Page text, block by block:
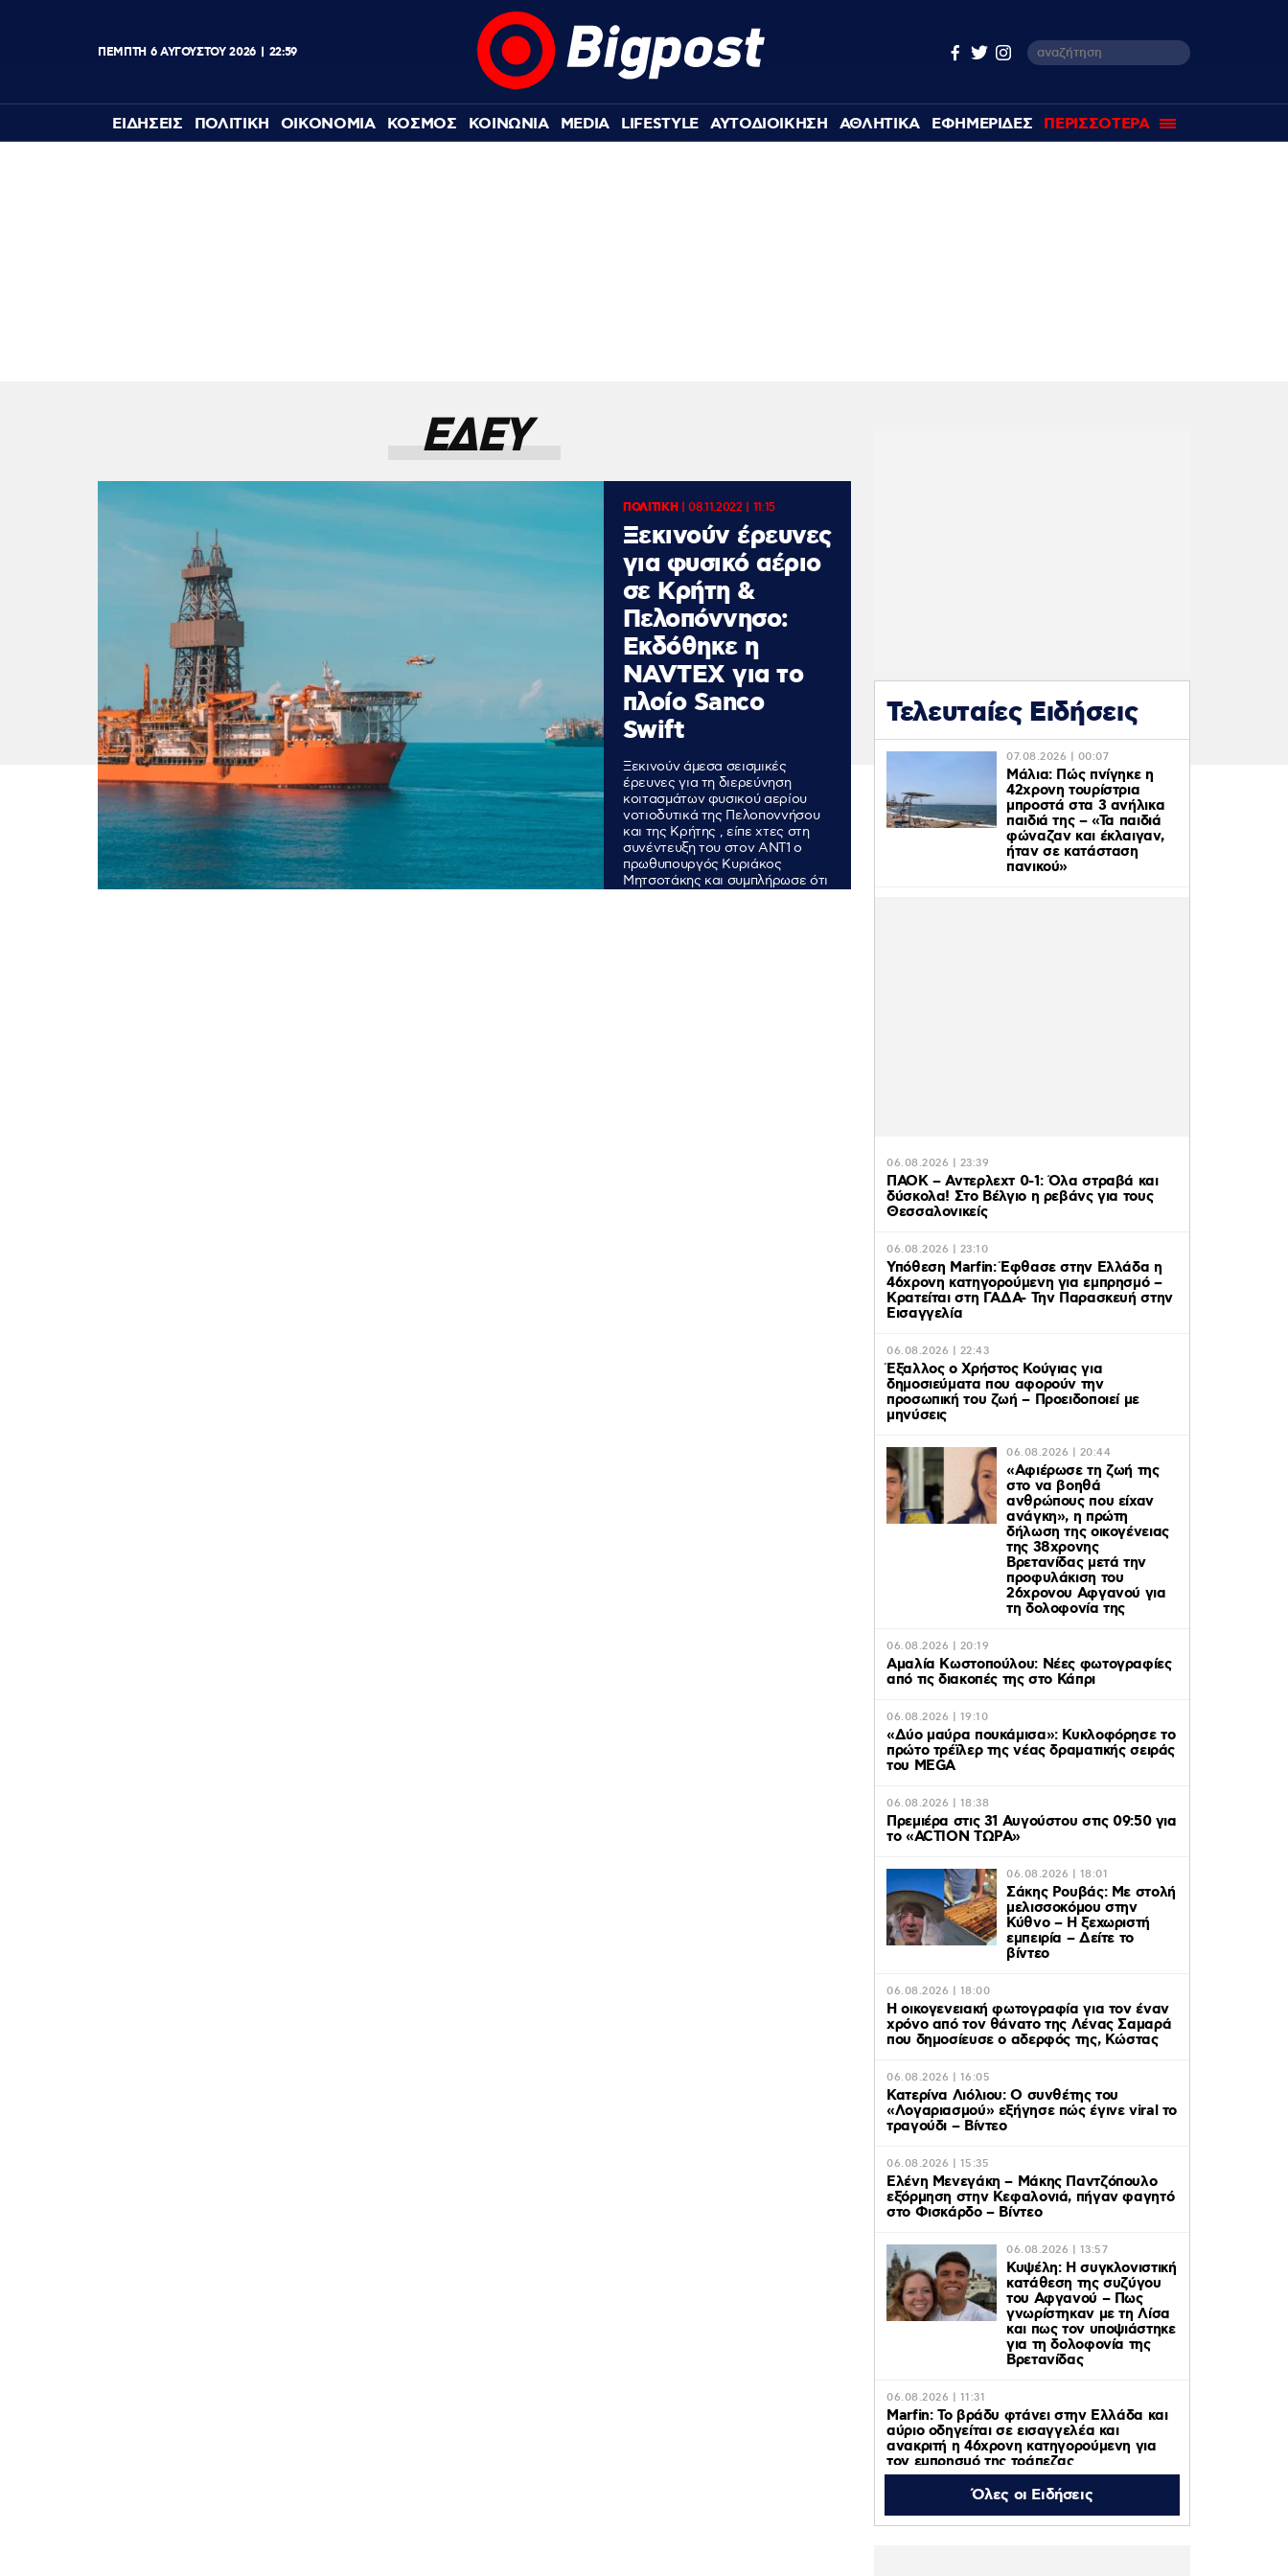
ΠΈΜΠΤΗ 6 ΑΥΓΟΎΣΤΟΥ 2026 22:59
ΕΙΔΗΣΕΙΣ ΠΟΛΙΤΙΚΗ ΟΙΚΟΝΟΜΙΑ ΚΟΣΜΟΣ ΚΟΙΝΩΝΙΑ MEDIA LIFESTYLE ΑΥΤΟΔΙΟΙΚΗΣΗ ΑΘΛΗΤΙΚΑ ΕΦΗΜΕΡΙΔΕΣ ΠΕΡΙΣΣΟΤΕΡΑ
ΕΔΕΥ
ΠΟΛΙΤΙΚΗ|08.11.2022 | 11:15
Ξεκινούν έρευνες
για φυσικό αέριο
σε Κρήτη &
Πελοπόννησο:
Εκδόθηκε η
NAVTEX για το
πλοίο Sanco
Swift
Ξεκινούν άμεσα σεισμικές
έρευνες για τη διερεύνηση
κοιτασμάτων φυσικού αερίου
νοτιοδυτικά της Πελοποννήσου
και της Κρήτης , είπε χτες στη
συνέντευξη του στον ΑΝΤ1 ο
πρωθυπουργός Κυριάκος
Μητσοτάκης και συμπλήρωσε ότι
Τελευταίες Ειδήσεις
07.08.2026 | 00:07
Μάλια: Πώς πνίγηκε η
42χρονη τουρίστρια
μπροστά στα 3 ανήλικα
παιδιά της – «Τα παιδιά
φώναζαν και έκλαιγαν,
ήταν σε κατάσταση
πανικού»
06.08.2026 | 23:39
ΠΑΟΚ – Αντερλεχτ 0-1: Όλα στραβά και
δύσκολα! Στο Βέλγιο η ρεβάνς για τους
Θεσσαλονικείς
06.08.2026 | 23:10
Υπόθεση Marfin: Έφθασε στην Ελλάδα η
46χρονη κατηγορούμενη για εμπρησμό –
Κρατείται στη ΓΑΔΑ- Την Παρασκευή στην
Εισαγγελία
06.08.2026 | 22:43
Έξαλλος ο Χρήστος Κούγιας για
δημοσιεύματα που αφορούν την
προσωπική του ζωή – Προειδοποιεί με
μηνύσεις
06.08.2026 | 20:44
«Αφιέρωσε τη ζωή της
στο να βοηθά
ανθρώπους που είχαν
ανάγκη», η πρώτη
δήλωση της οικογένειας
της 38χρονης
Βρετανίδας μετά την
προφυλάκιση του
26χρονου Αφγανού για
τη δολοφονία της
06.08.2026 | 20:19
Αμαλία Κωστοπούλου: Νέες φωτογραφίες
από τις διακοπές της στο Κάπρι
06.08.2026 | 19:10
«Δύο μαύρα πουκάμισα»: Κυκλοφόρησε το
πρώτο τρέϊλερ της νέας δραματικής σειράς
του MEGA
06.08.2026 | 18:38
Πρεμιέρα στις 31 Αυγούστου στις 09:50 για
το «ACTION ΤΩΡΑ»
06.08.2026 | 18:01
Σάκης Ρουβάς: Με στολή
μελισσοκόμου στην
Κύθνο – Η ξεχωριστή
εμπειρία – Δείτε το
βίντεο
06.08.2026 | 18:00
Η οικογενειακή φωτογραφία για τον έναν
χρόνο από τον θάνατο της Λένας Σαμαρά
που δημοσίευσε ο αδερφός της, Κώστας
06.08.2026 | 16:05
Κατερίνα Λιόλιου: Ο συνθέτης του
«Λογαριασμού» εξήγησε πώς έγινε viral το
τραγούδι – Βίντεο
06.08.2026 | 15:35
Ελένη Μενεγάκη – Μάκης Παντζόπουλο
εξόρμηση στην Κεφαλονιά, πήγαν φαγητό
στο Φισκάρδο – Βίντεο
06.08.2026 | 13:57
Κυψέλη: Η συγκλονιστική
κατάθεση της συζύγου
του Αφγανού – Πως
γνωρίστηκαν με τη Λίσα
και πως τον υποψιάστηκε
για τη δολοφονία της
Βρετανίδας
06.08.2026 | 11:31
Marfin: Το βράδυ φτάνει στην Ελλάδα και
αύριο οδηγείται σε εισαγγελέα και
ανακριτή η 46χρονη κατηγορούμενη για
τον εμπρησμό της τράπεζας
06.08.2026 | 11:23
Γαρυφαλλιά Καληφώνη: Διακοπές με
Όλες οι Ειδήσεις